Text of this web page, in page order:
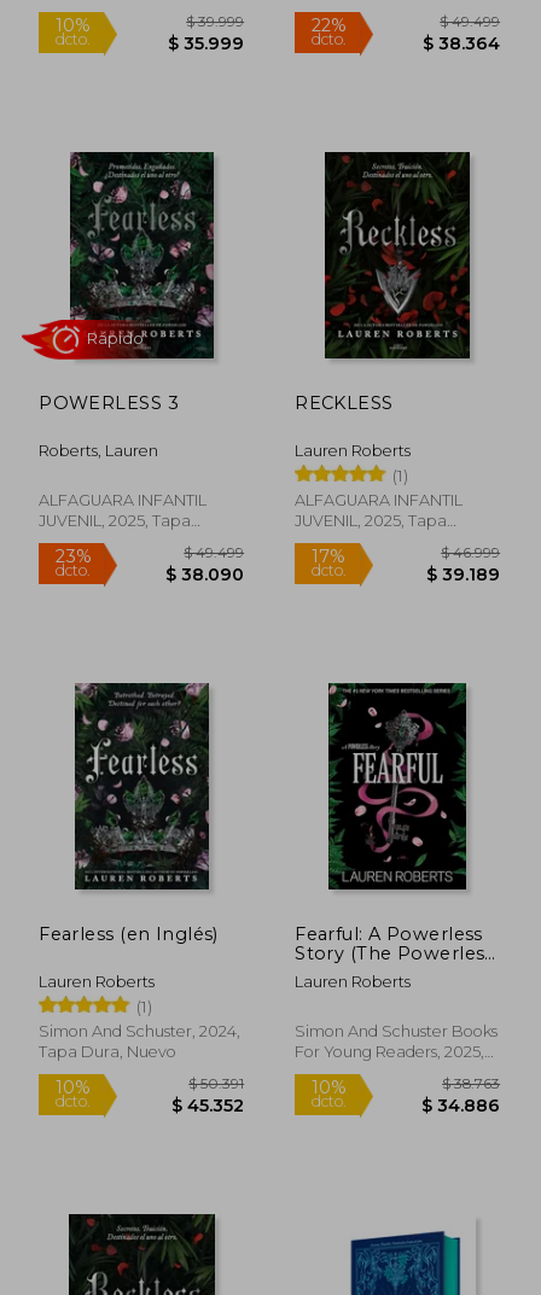
10% $ 39.999 22%
POWERLESS 3
Roberts, Lauren
ALFAGUARA INFANTIL
JUVENIL, 2025, Tapa
Blanda, Nuevo
$ 49.499
Rápido
RECKLESS
Lauren Roberts
(1)
ALFAGUARA INFANTIL
JUVENIL, 2025, Tapa
Blanda, Nuevo
17%
Fearless (en Inglés)
Lauren Roberts
(1)
Simon And Schuster, 2024,
Tapa Dura, Nuevo
Fearful: A Powerless
Story (The Powerless
Trilogy (en Inglés)
Lauren Roberts
Simon And Schuster Books
For Young Readers, 2025,
Tapa Dura, Nuevo